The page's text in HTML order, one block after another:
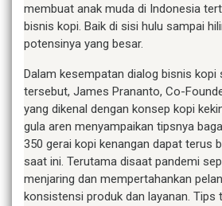
membuat anak muda di Indonesia
bisnis kopi. Baik di sisi hulu sampai
potensinya yang besar.
Dalam kesempatan dialog bisnis kopi
tersebut, James Prananto, Co-
yang dikenal dengan konsep kopi
gula aren menyampaikan tipsnya
350 gerai kopi kenangan dapat terus
saat ini. Terutama disaat pandemi
menjaring dan mempertahankan
konsistensi produk dan layanan. Tips